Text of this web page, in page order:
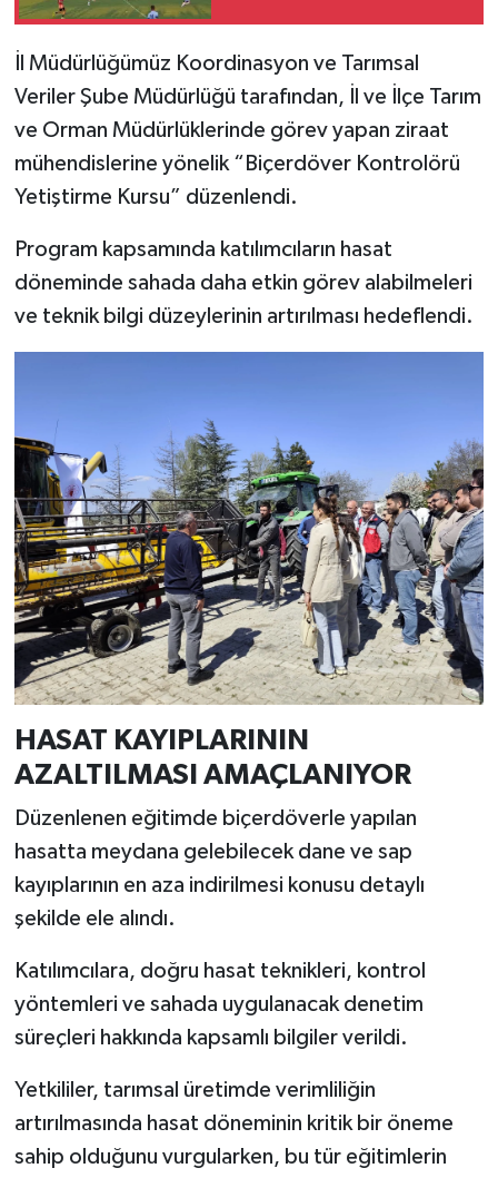
İl Müdürlüğümüz Koordinasyon ve Tarımsal
Veriler Şube Müdürlüğü tarafından, İl ve İlçe Tarım
ve Orman Müdürlüklerinde görev yapan ziraat
mühendislerine yönelik “Biçerdöver Kontrolörü
Yetiştirme Kursu” düzenlendi.
Program kapsamında katılımcıların hasat
döneminde sahada daha etkin görev alabilmeleri
ve teknik bilgi düzeylerinin artırılması hedeflendi.
HASAT KAYIPLARININ
AZALTILMASI AMAÇLANIYOR
Düzenlenen eğitimde biçerdöverle yapılan
hasatta meydana gelebilecek dane ve sap
kayıplarının en aza indirilmesi konusu detaylı
şekilde ele alındı.
Katılımcılara, doğru hasat teknikleri, kontrol
yöntemleri ve sahada uygulanacak denetim
süreçleri hakkında kapsamlı bilgiler verildi.
Yetkililer, tarımsal üretimde verimliliğin
artırılmasında hasat döneminin kritik bir öneme
sahip olduğunu vurgularken, bu tür eğitimlerin
Kültür Sanat
Kütahya
Magazin
Otomobil
Pazarlar
Sağlık
Şaphane
Simav
Siyaset
Spor
Teknoloji
Video Galeri
Yaşam
Yemek Tarifleri